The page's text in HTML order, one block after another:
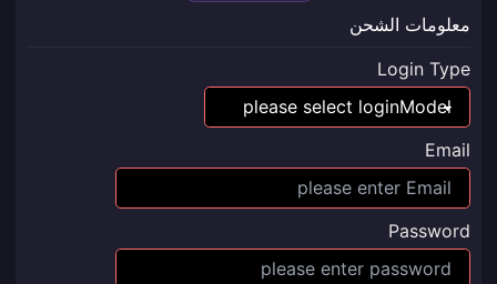
معلومات الشحن
Login Type
Email
Password